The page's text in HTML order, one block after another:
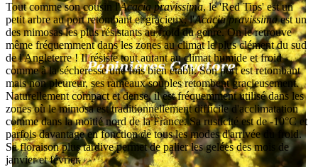
Tout comme son cousin l'Acacia pravissima, le 'Red Tips' est un
petit arbre au port retombant et gracieux, l'Acacia pravissimaest un
des mimosas les plus résistants au froid du genre. On le retrouve
même fréquemment dans les zones au climat le plus clément du sud
de l'Angleterre ! Il résiste tout autant au climat humide et froid
comme à la sécheresse une fois bien établi. Son port est retombant
mais non pleureur, ses rameaux souples retombent gracieusement.
Naturellement compact et dense, il est fréquemment utilisé dans les
zones où le mimosa est traditionnellement difficile d'acclimatation
comme dans la moitié nord de la France. Sa rusticité est de -10°C et
parfois davantage en fonction de tous les modes d'arrivée du froid.
Sa floraison plus tardive permet de palier les gelées des mois de
janvier et février.